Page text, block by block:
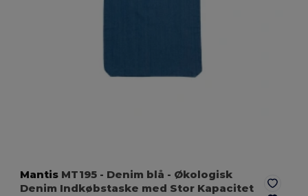
Mantis MT195 - Denim blå - Økologisk
Denim Indkøbstaske med Stor Kapacitet